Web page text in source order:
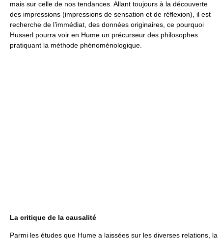
mais sur celle de nos tendances. Allant toujours à la découverte
des impressions (impressions de sensation et de réflexion), il est
recherche de l’immédiat, des données originaires, ce pourquoi
Husserl pourra voir en Hume un précurseur des philosophes
pratiquant la méthode phénoménologique.
La critique de la causalité
Parmi les études que Hume a laissées sur les diverses relations, la